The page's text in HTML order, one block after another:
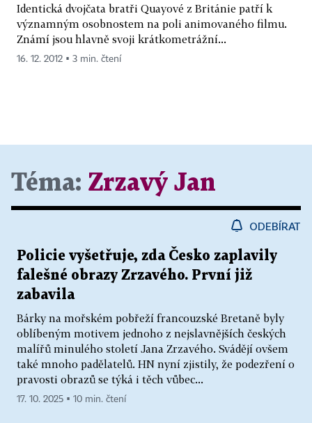
Identická dvojčata bratři Quayové z Británie patří k
významným osobnostem na poli animovaného filmu.
Známí jsou hlavně svoji krátkometrážní...
16. 12. 2012 ▪ 3 min. čtení
Téma: Zrzavý Jan
ODEBÍRAT
Policie vyšetřuje, zda Česko zaplavily
falešné obrazy Zrzavého. První již
zabavila
Bárky na mořském pobřeží francouzské Bretaně byly
oblíbeným motivem jednoho z nejslavnějších českých
malířů minulého století Jana Zrzavého. Svádějí ovšem
také mnoho padělatelů. HN nyní zjistily, že podezření o
pravosti obrazů se týká i těch vůbec...
17. 10. 2025 ▪ 10 min. čtení